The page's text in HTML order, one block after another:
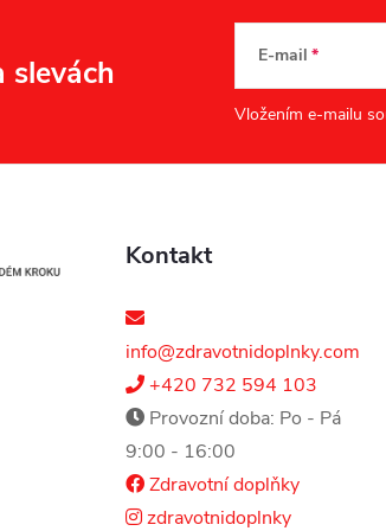
slevách E-mail
Vložením e-mailu
Kontakt
info@zdravotnidoplnky.com
+420 732 594 103
Provozní doba: Po - Pá
9:00 - 16:00
Zdravotní doplňky
zdravotnidoplnky